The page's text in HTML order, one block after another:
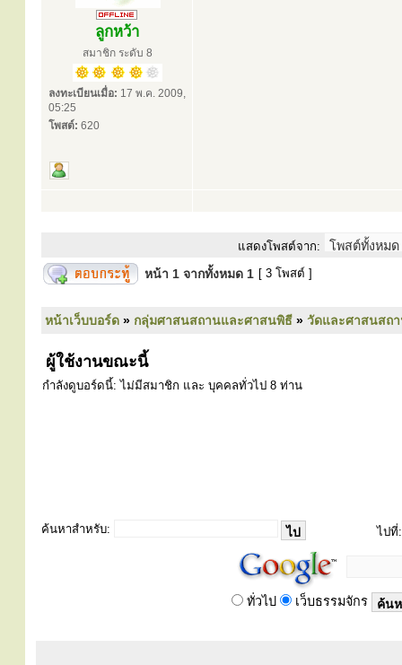
ลูกหว้า
สมาชิก ระดับ 8
ลงทะเบียนเมื่อ: 17 พ.ค. 2009,
05:25
โพสต์: 620
แสดงโพสต์จาก:
หน้า 1 จากทั้งหมด 1 [ 3 โพสต์ ]
หน้าเว็บบอร์ด » กลุ่มศาสนสถานและศาสนพิธี » วัดและศาสนสถ
ผู้ใช้งานขณะนี้
กำลังดูบอร์ดนี้: ไม่มีสมาชิก และ บุคคลทั่วไป 8 ท่าน
ค้นหาสำหรับ: ไปที่:
ทั่วไป เว็บธรรมจักร